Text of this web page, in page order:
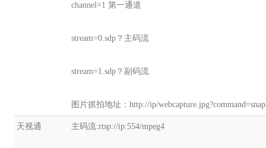
channel=1 第一通道
stream=0.sdp？主码流
stream=1.sdp？副码流
图片抓拍地址：http://ip/
天视通 主码流:rtsp://ip:554/mpeg4